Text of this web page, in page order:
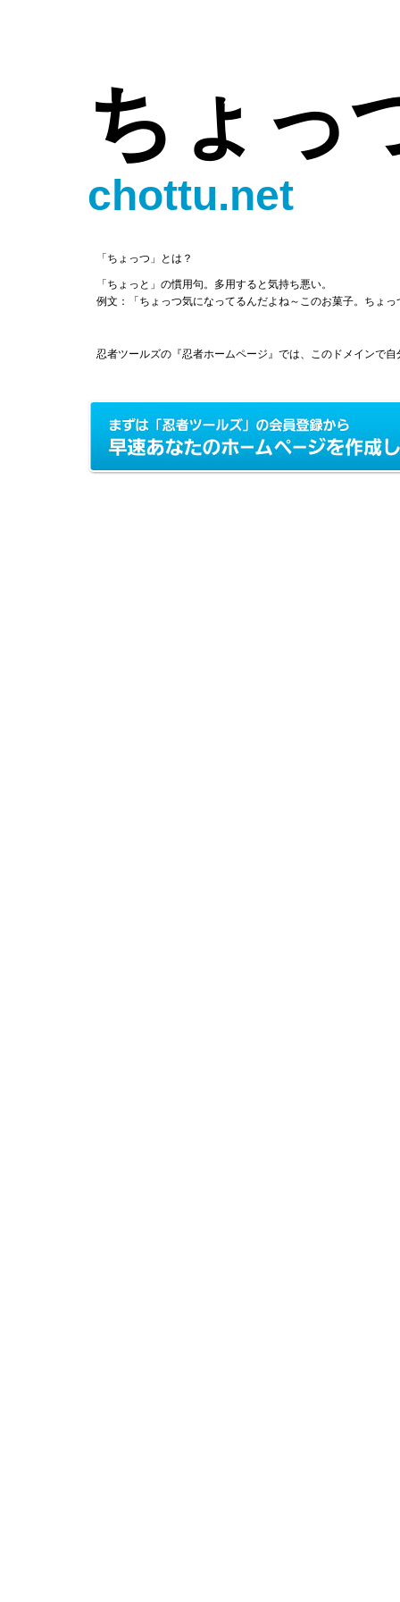
ちょっ
chottu.net
「ちょっつ」とは？
「ちょっと」の慣用句。多用すると気持ち悪い。
例文：「ちょっつ気になってるんだよね～このお菓子。ちょっ
忍者ツールズの『忍者ホームページ』では、このドメインで